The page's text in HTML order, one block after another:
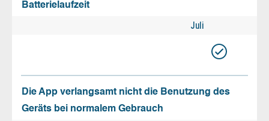
Batterielaufzeit
Juli
Die App verlangsamt nicht die Benutzung des
Geräts bei normalem Gebrauch